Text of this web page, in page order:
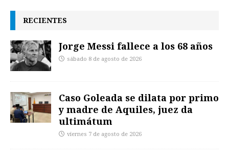
RECIENTES
Jorge Messi fallece a los 68 años
sábado 8 de agosto de 2026
Caso Goleada se dilata por primo
y madre de Aquiles, juez da
ultimátum
viernes 7 de agosto de 2026